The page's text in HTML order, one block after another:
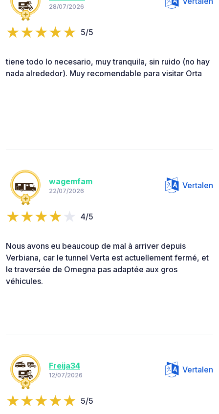
28/07/2026
5/5
tiene todo lo necesario, muy tranquila, sin ruido (no hay
nada alrededor). Muy recomendable para visitar Orta
wagemfam
22/07/2026
Vertalen
4/5
Nous avons eu beaucoup de mal à arriver depuis
Verbiana, car le tunnel Verta est actuellement fermé, et
le traversée de Omegna pas adaptée aux gros
véhicules.
Freija34
12/07/2026
Vertalen
5/5